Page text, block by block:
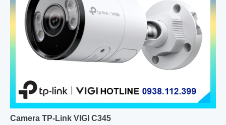
Camera TP-Link VIGI C345